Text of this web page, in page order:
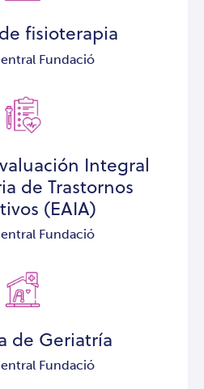
fisioterapia
Fundació
Integral
de Trastornos
(EAIA)
Fundació
de Geriatría
Fundació